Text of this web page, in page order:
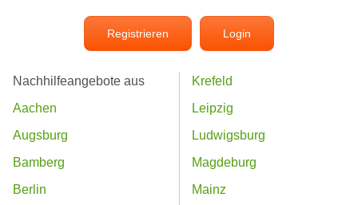
Registrieren Login
Nachhilfeangebote aus
Aachen
Augsburg
Bamberg
Berlin
Krefeld
Leipzig
Ludwigsburg
Magdeburg
Mainz